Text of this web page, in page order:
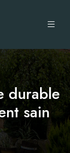
durable
sain